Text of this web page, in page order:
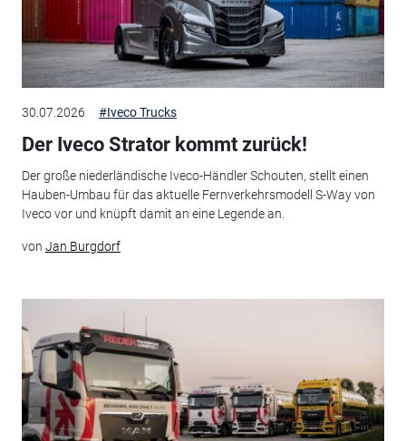
30.07.2026 #Iveco Trucks
Der Iveco Strator kommt zurück!
Der große niederländische Iveco-Händler Schouten, stellt einen
Hauben-Umbau für das aktuelle Fernverkehrsmodell S-Way von
Iveco vor und knüpft damit an eine Legende an.
von Jan Burgdorf